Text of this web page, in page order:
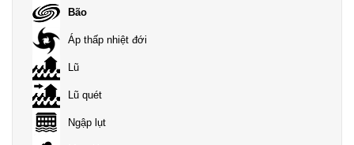
Bão
Áp thấp nhiệt đới
Lũ
Lũ quét
Ngập lụt